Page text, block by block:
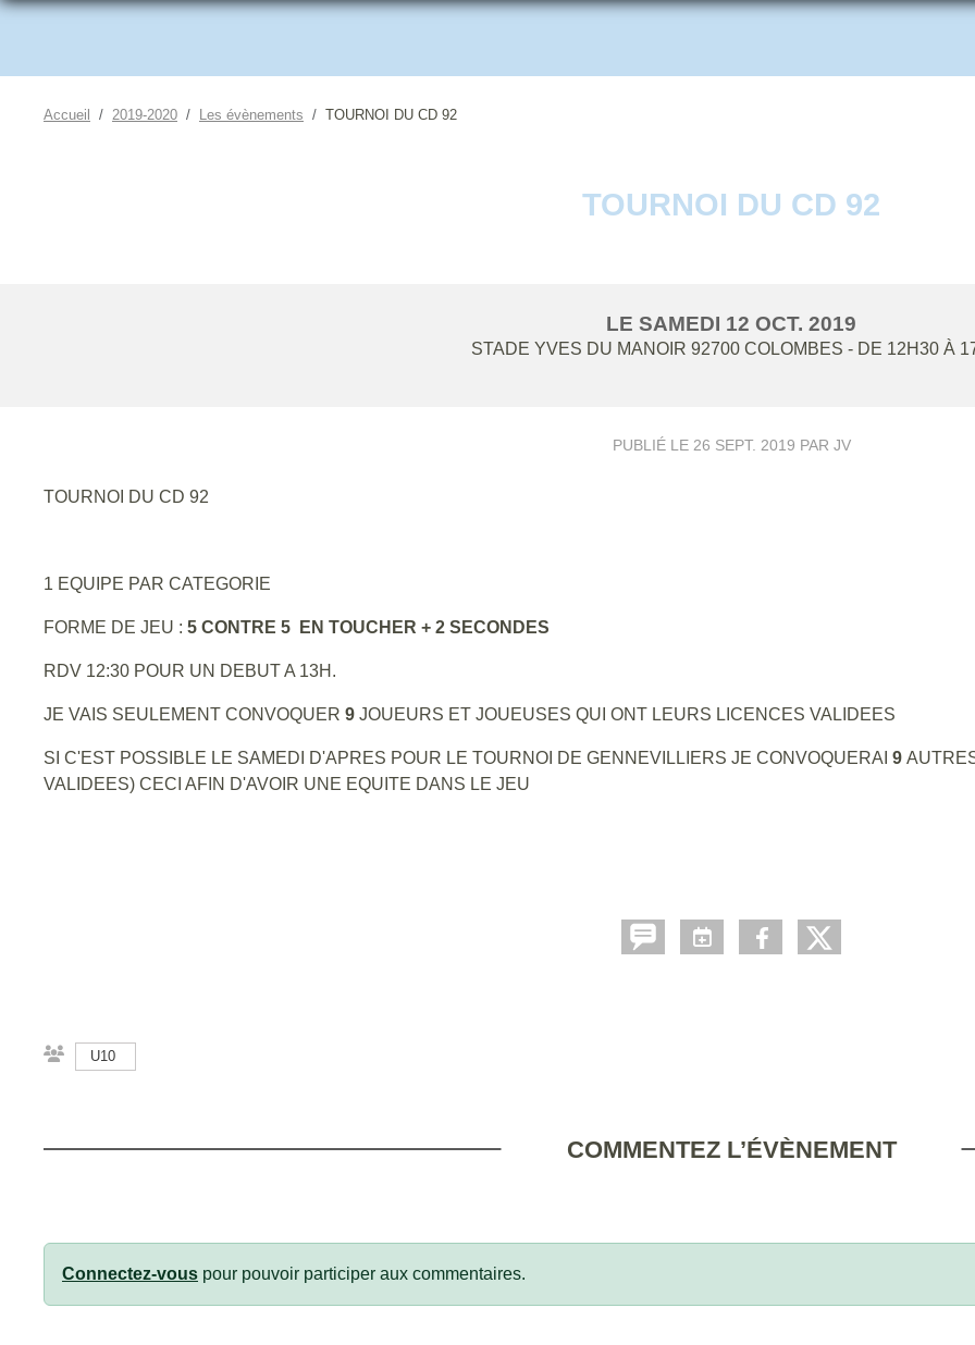
Accueil 2019-2020 Les évènements TOURNOI DU CD 92
TOURNOI DU CD 92
LE SAMEDI 12 OCT. 2019
STADE YVES DU MANOIR 92700 COLOMBES - DE 12H30 À
PUBLIÉ LE 26 SEPT. 2019 PAR JV
TOURNOI DU CD 92
1 EQUIPE PAR CATEGORIE
FORME DE JEU : 5 CONTRE 5 EN TOUCHER + 2 SECONDES
RDV 12:30 POUR UN DEBUT A 13H.
JE VAIS SEULEMENT CONVOQUER 9 JOUEURS ET JOUEUSES QUI ONT LEURS LICENCES VALIDEES
SI C'EST POSSIBLE LE SAMEDI D'APRES POUR LE TOURNOI DE GENNEVILLIERS JE CONVOQUERAI 9
VALIDEES) CECI AFIN D'AVOIR UNE EQUITE DANS LE JEU
U10
COMMENTEZ L’ÉVÈNEMENT
Connectez-vous pour pouvoir participer aux commentaires.